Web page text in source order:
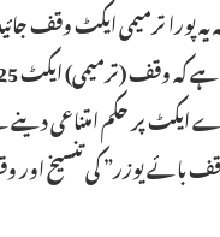
پورا ترمیمی ایکٹ وقف
ایکٹ پر حکم امتناعی
بائے یوزر” کی تنسیخ اور